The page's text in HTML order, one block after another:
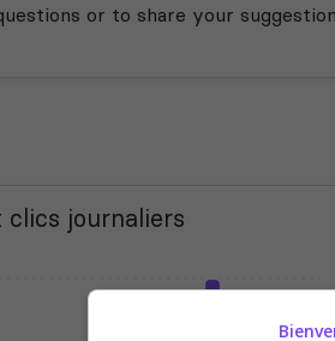
or to share your
clics journaliers